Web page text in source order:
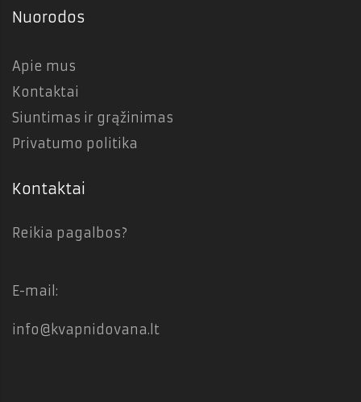
Nuorodos
Apie mus
Kontaktai
Siuntimas ir grąžinimas
Privatumo politika
Kontaktai
Reikia pagalbos?
E-mail:
info@kvapnidovana.lt